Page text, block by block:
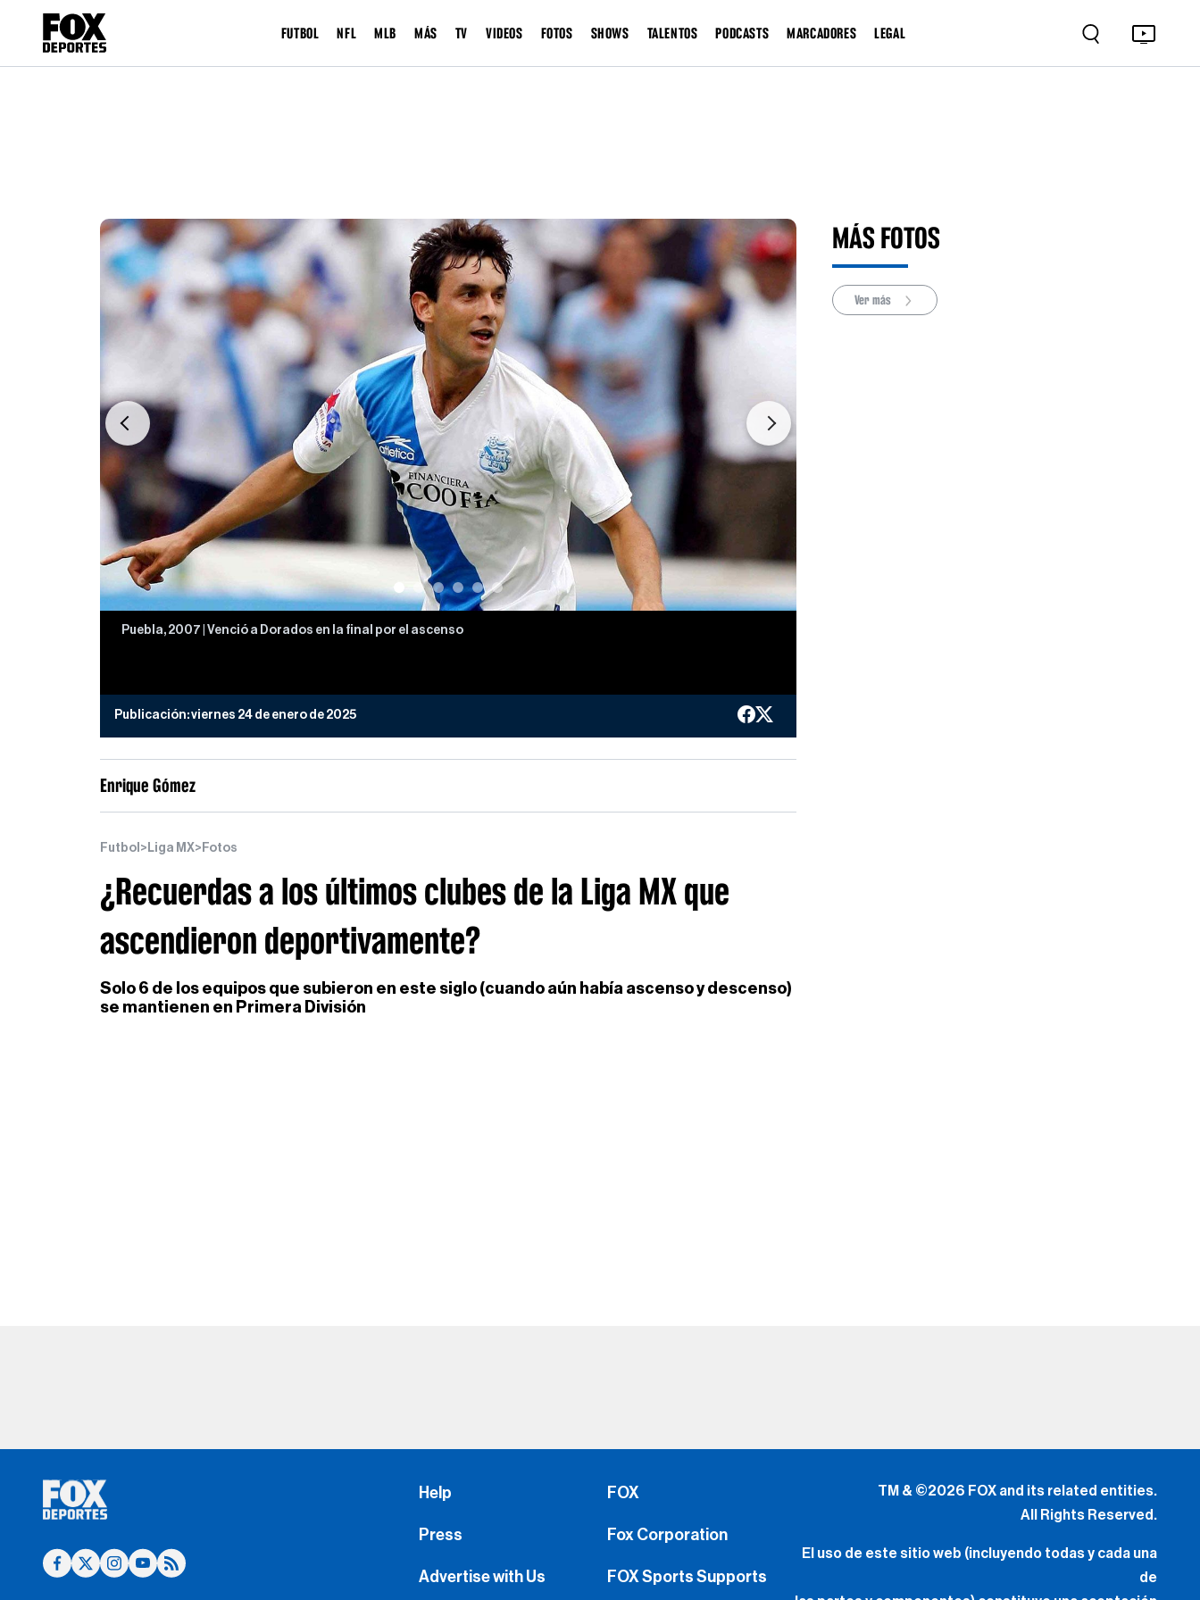
FUTBOL NFL MLB MÁS TV VIDEOS FOTOS SHOWS TALENTOS PODCASTS MARCADORES LEGAL
Previous Next
Puebla, 2007 | Venció a Dorados en la final por el ascenso
Publicación:viernes 24 de enero de 2025
Enrique Gómez
Futbol > Liga MX> Fotos
¿Recuerdas a los últimos clubes de la Liga MX que
ascendieron deportivamente?
Solo 6 de los equipos que subieron en este siglo (cuando aún había ascenso y descenso)
se mantienen en Primera División
MÁS FOTOS
Ver más
Help
Press
Advertise with Us
FOX
Fox Corporation
FOX Sports Supports
TM & ©2026 FOX and its related entities.
All Rights Reserved.
El uso de este sitio web (incluyendo todas y cada una
de